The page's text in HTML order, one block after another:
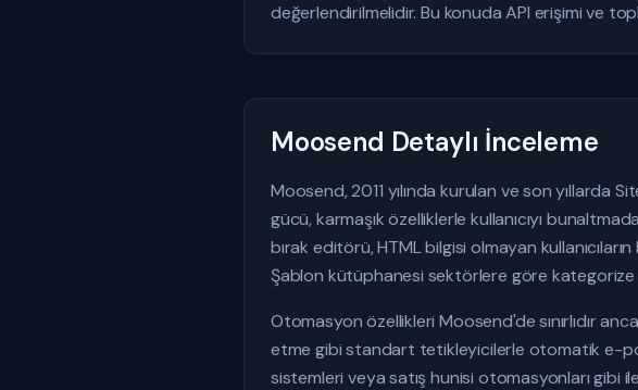
değerlendirilmelidir. Bu konuda API erişimi ve
Moosend Detaylı İnceleme
Moosend, 2011 yılında kurulan ve son
gücü, karmaşık özelliklerle kullanıcıyı
bırak editörü, HTML bilgisi olmayan
Şablon kütüphanesi sektörlere göre
Otomasyon özellikleri Moosend'de sınırlıdır
etme gibi standart tetikleyicilerle otomatik e-
sistemleri veya satış hunisi otomasyonları gibi